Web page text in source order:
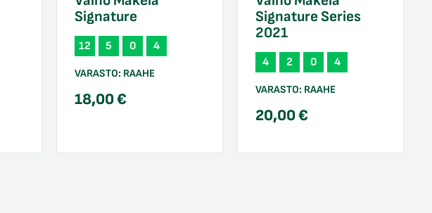
Signature
12 5 0 4
VARASTO: RAAHE
18,00€
Signature Series
2021
4 2 0 4
VARASTO: RAAHE
20,00€